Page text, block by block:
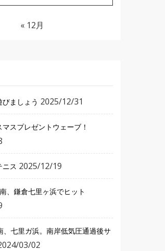
« 12月
ましょう 2025/12/31
スプレゼントウェーブ！
ニス 2025/12/19
、鎌倉七里ヶ浜でヒット
、七里ガ浜。南岸低気圧通過後サ
03/02